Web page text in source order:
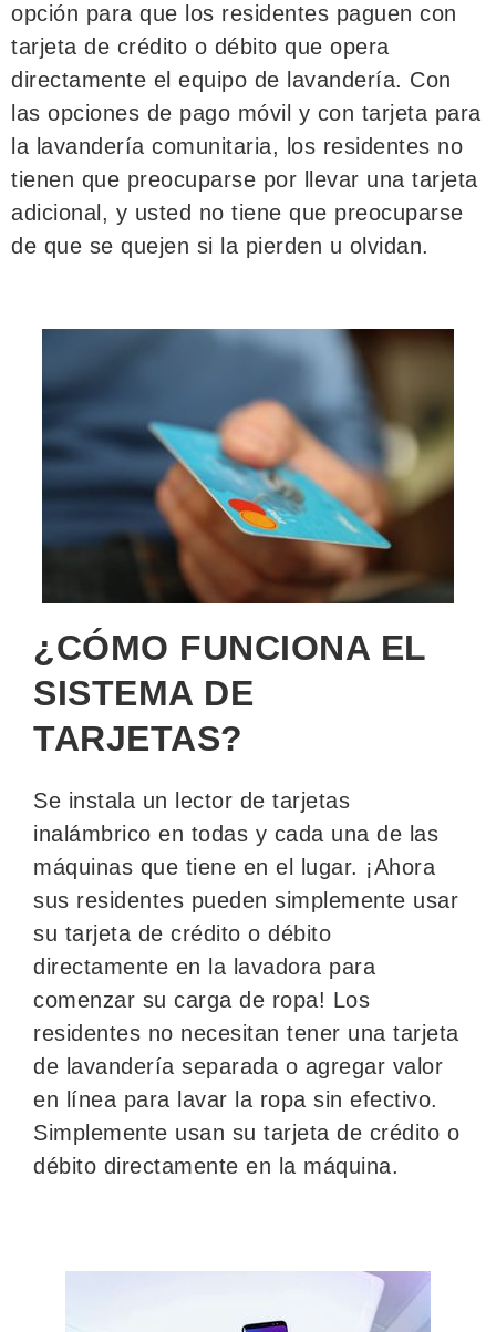
opción para que los residentes paguen con
tarjeta de crédito o débito que opera
directamente el equipo de lavandería. Con
las opciones de pago móvil y con tarjeta para
la lavandería comunitaria, los residentes no
tienen que preocuparse por llevar una tarjeta
adicional, y usted no tiene que preocuparse
de que se quejen si la pierden u olvidan.
¿CÓMO FUNCIONA EL
SISTEMA DE
TARJETAS?
Se instala un lector de tarjetas
inalámbrico en todas y cada una de las
máquinas que tiene en el lugar. ¡Ahora
sus residentes pueden simplemente usar
su tarjeta de crédito o débito
directamente en la lavadora para
comenzar su carga de ropa! Los
residentes no necesitan tener una tarjeta
de lavandería separada o agregar valor
en línea para lavar la ropa sin efectivo.
Simplemente usan su tarjeta de crédito o
débito directamente en la máquina.